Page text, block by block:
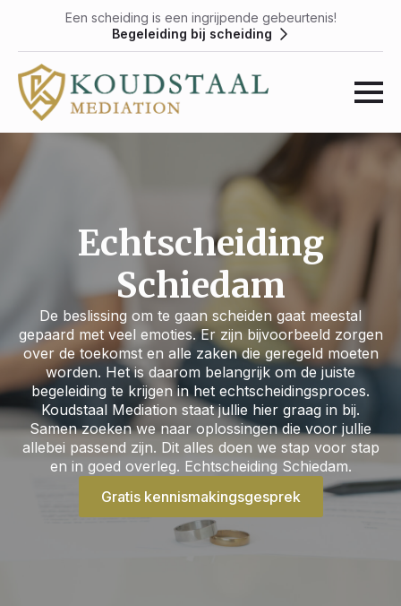
Een scheiding is een ingrijpende gebeurtenis!
Begeleiding bij scheiding
Echtscheiding
Schiedam
De beslissing om te gaan scheiden gaat meestal
gepaard met veel emoties. Er zijn bijvoorbeeld zorgen
over de toekomst en alle zaken die geregeld moeten
worden. Het is daarom belangrijk om de juiste
begeleiding te krijgen in het echtscheidingsproces.
Koudstaal Mediation staat jullie hier graag in bij.
Samen zoeken we naar oplossingen die voor jullie
allebei passend zijn. Dit alles doen we stap voor stap
en in goed overleg. Echtscheiding Schiedam.
Gratis kennismakingsgesprek